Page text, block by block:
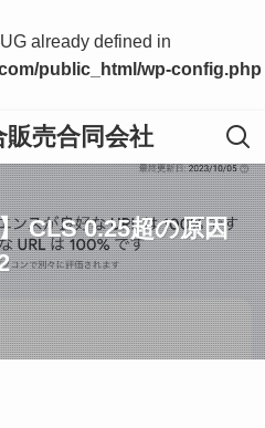
already defined in
public_html/wp-config.php
売合同会社
CLS 0.25超の原因